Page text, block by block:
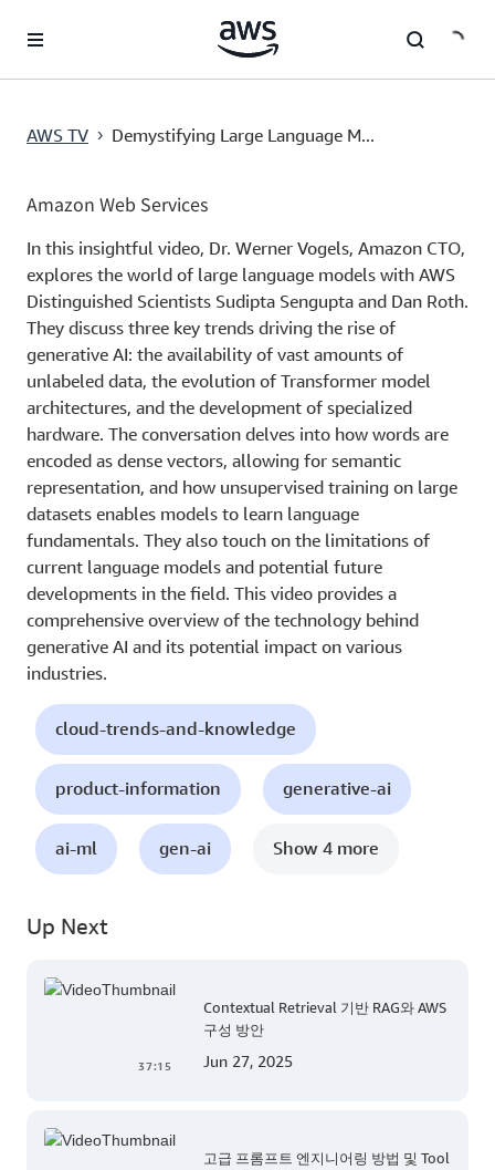
AWS TV › Demystifying Large Language M...
Amazon Web Services
In this insightful video, Dr. Werner Vogels, Amazon CTO,
explores the world of large language models with AWS
Distinguished Scientists Sudipta Sengupta and Dan Roth.
They discuss three key trends driving the rise of
generative AI: the availability of vast amounts of
unlabeled data, the evolution of Transformer model
architectures, and the development of specialized
hardware. The conversation delves into how words are
encoded as dense vectors, allowing for semantic
representation, and how unsupervised training on large
datasets enables models to learn language
fundamentals. They also touch on the limitations of
current language models and potential future
developments in the field. This video provides a
comprehensive overview of the technology behind
generative AI and its potential impact on various
industries.
cloud-trends-and-knowledge
product-information generative-ai
ai-ml gen-ai Show 4 more
Up Next
37:15
Contextual Retrieval 기반 RAG와 AWS
구성 방안
Jun 27, 2025
고급 프롬프트 엔지니어링 방법 및 Tool